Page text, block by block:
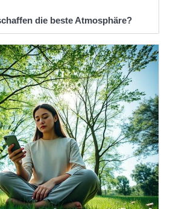
die beste Atmosphäre?